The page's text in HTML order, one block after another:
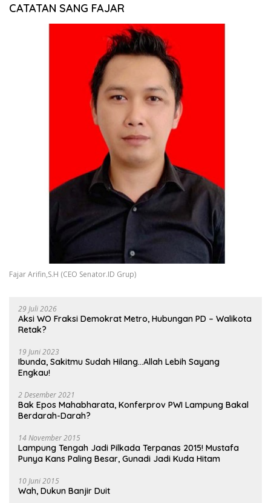
CATATAN SANG FAJAR
Fajar Arifin,S.H (CEO Senator.ID Grup)
29 Juli 2026
Aksi WO Fraksi Demokrat Metro, Hubungan PD – Walikota
Retak?
19 Juni 2023
Ibunda, Sakitmu Sudah Hilang…Allah Lebih Sayang
Engkau!
2 Desember 2021
Bak Epos Mahabharata, Konferprov PWI Lampung Bakal
Berdarah-Darah?
14 November 2015
Lampung Tengah Jadi Pilkada Terpanas 2015! Mustafa
Punya Kans Paling Besar, Gunadi Jadi Kuda Hitam
10 Juni 2015
Wah, Dukun Banjir Duit